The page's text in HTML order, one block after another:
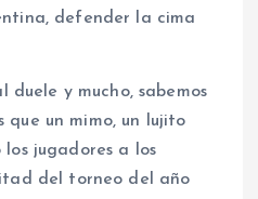
defender la cima
y mucho, sabemos
que un mimo, un lujito
jugadores a los
del torneo del año